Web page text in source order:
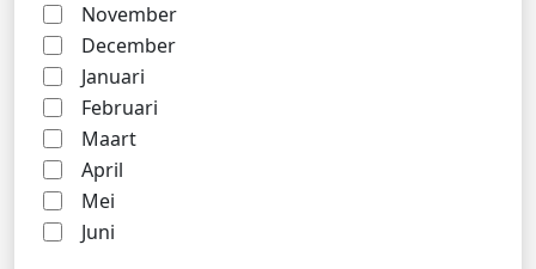
November
December
Januari
Februari
Maart
April
Mei
Juni